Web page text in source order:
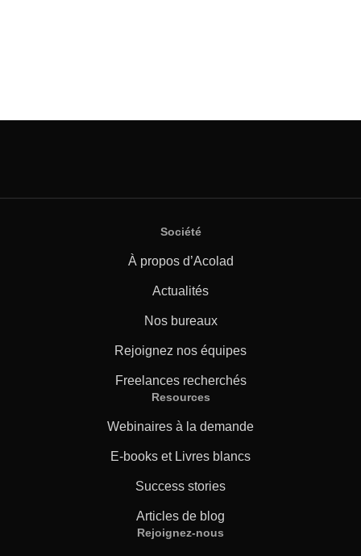
Société
À propos d’Acolad
Actualités
Nos bureaux
Rejoignez nos équipes
Freelances recherchés
Resources
Webinaires à la demande
E-books et Livres blancs
Success stories
Articles de blog
Rejoignez-nous